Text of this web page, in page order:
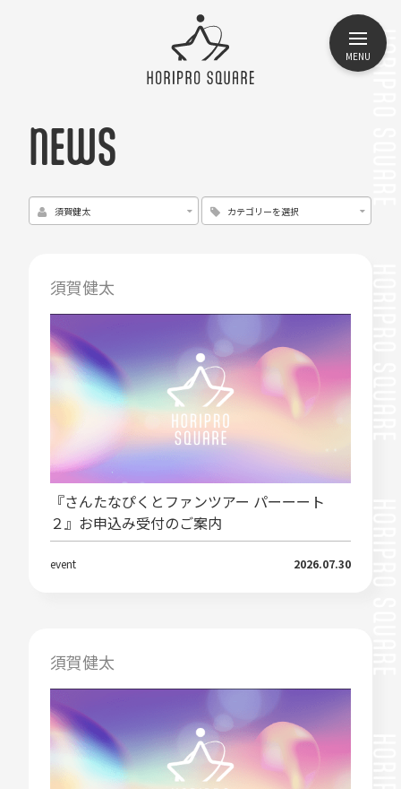
MENU
NEWS
須賀健太
『さんたなぴくとファンツアー パーーート
２』お申込み受付のご案内
event 2026.07.30
須賀健太